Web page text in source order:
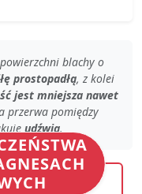
blachy o
prostopadłą, z kolei
jest mniejsza nawet
przerwapomiędzy
udźwig.